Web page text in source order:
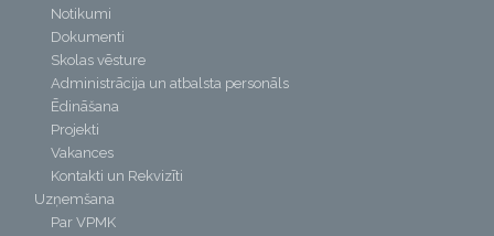
Notikumi
Dokumenti
Skolas vēsture
Administrācija un atbalsta personāls
Ēdināšana
Projekti
Vakances
Kontakti un Rekvizīti
Uzņemšana
Par VPMK